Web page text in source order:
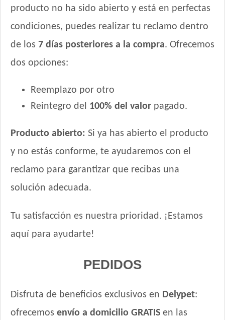
producto no ha sido abierto y está en perfectas
condiciones, puedes realizar tu reclamo dentro
de los 7 días posteriores a la compra. Ofrecemos
dos opciones:
Reemplazo por otro
Reintegro del 100% del valor pagado.
Producto abierto: Si ya has abierto el producto
y no estás conforme, te ayudaremos con el
reclamo para garantizar que recibas una
solución adecuada.
Tu satisfacción es nuestra prioridad. ¡Estamos
aquí para ayudarte!
PEDIDOS
Disfruta de beneficios exclusivos en Delypet:
ofrecemos envío a domicilio GRATIS en las